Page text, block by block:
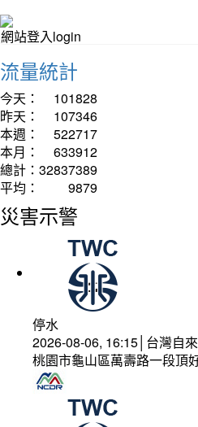
網站登入login
流量統計
今天：
101828
昨天：
107346
本週：
522717
本月：
633912
總計： 32837389
平均：
9879
災害示警
停水
2026-08-06, 16:15│台灣自
桃園市龜山區萬壽路一段頂